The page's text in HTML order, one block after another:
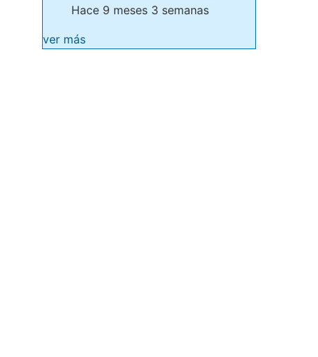
Hace 9 meses 3 semanas
ver más